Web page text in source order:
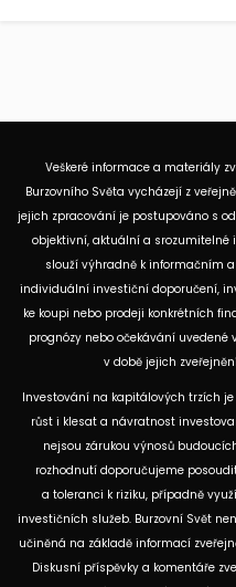
Veškeré informace a materiály
Burzovního Světa vycházejí z
jejich zpracování je postupováno s
objektivní, aktuální a srozumitelné
slouží výhradně k informačním
individuální investiční doporučení,
ke koupi nebo prodeji konkrétních
prognózy nebo očekávání
v době jejich
Investování na kapitálových trzích
růst i klesat a návratnost
nejsou zárukou výnosů
rozhodnutí doporučujeme
a toleranci k riziku, případně
investičních služeb. Burzovní Svět
učiněná na základě informací
Diskusní příspěvky a komentáře